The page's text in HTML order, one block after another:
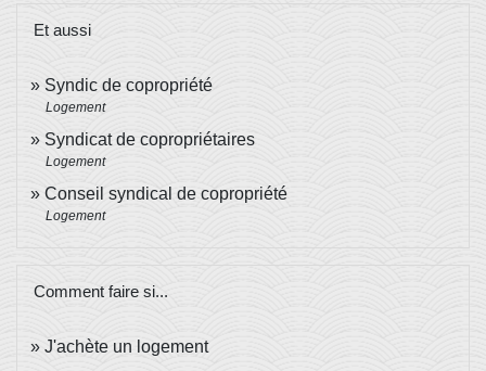
Et aussi
Syndic de copropriété
Logement
Syndicat de copropriétaires
Logement
Conseil syndical de copropriété
Logement
Comment faire si...
J'achète un logement